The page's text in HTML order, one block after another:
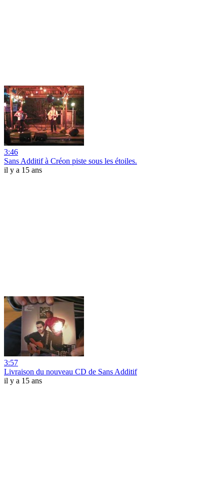
3:46
Sans Additif à Créon piste sous les étoiles.
il y a 15 ans
3:57
Livraison du nouveau CD de Sans Additif
il y a 15 ans